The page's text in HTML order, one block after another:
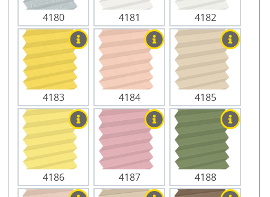
4180 4181 4182
4183 4184 4185
4186 4187 4188